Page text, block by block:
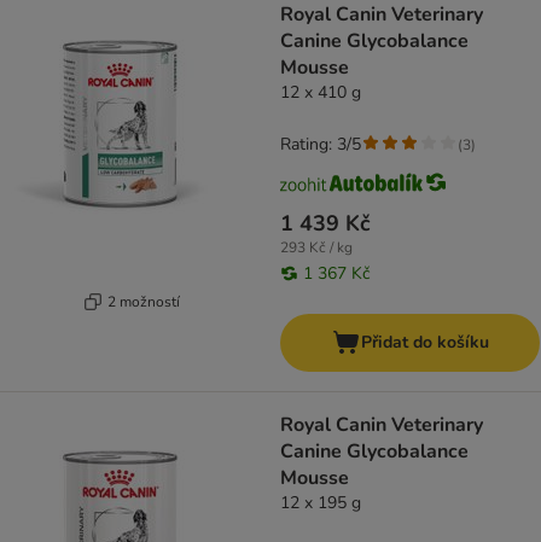
2 možností
Royal Canin Veterinary
Canine Glycobalance
Mousse
12 x 410 g
1 439 Kč
293 Kč / kg
1 367 Kč
Rating: 3/5 (3)
Přidat do košíku
Royal Canin Veterinary
Canine Glycobalance
Mousse
12 x 195 g